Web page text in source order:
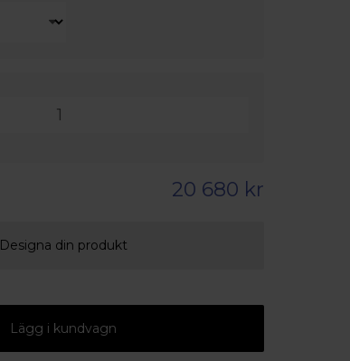
20 680 kr
Designa din produkt
Lägg i kundvagn